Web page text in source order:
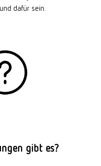
dafür sein.
gibt es?